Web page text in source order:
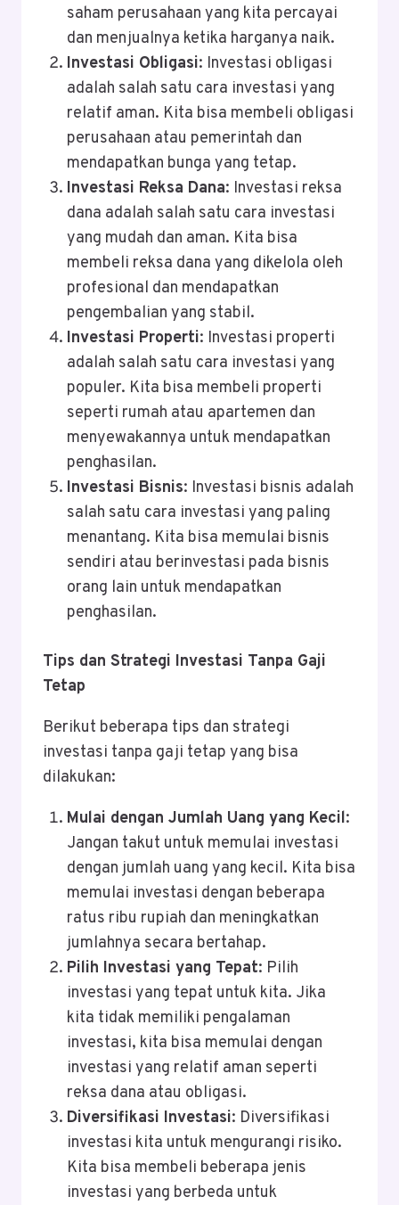
saham perusahaan yang kita percayai
dan menjualnya ketika harganya naik.
Investasi Obligasi: Investasi obligasi
adalah salah satu cara investasi yang
relatif aman. Kita bisa membeli obligasi
perusahaan atau pemerintah dan
mendapatkan bunga yang tetap.
Investasi Reksa Dana: Investasi reksa
dana adalah salah satu cara investasi
yang mudah dan aman. Kita bisa
membeli reksa dana yang dikelola oleh
profesional dan mendapatkan
pengembalian yang stabil.
Investasi Properti: Investasi properti
adalah salah satu cara investasi yang
populer. Kita bisa membeli properti
seperti rumah atau apartemen dan
menyewakannya untuk mendapatkan
penghasilan.
Investasi Bisnis: Investasi bisnis adalah
salah satu cara investasi yang paling
menantang. Kita bisa memulai bisnis
sendiri atau berinvestasi pada bisnis
orang lain untuk mendapatkan
penghasilan.
Tips dan Strategi Investasi Tanpa Gaji
Tetap
Berikut beberapa tips dan strategi
investasi tanpa gaji tetap yang bisa
dilakukan:
Mulai dengan Jumlah Uang yang Kecil:
Jangan takut untuk memulai investasi
dengan jumlah uang yang kecil. Kita bisa
memulai investasi dengan beberapa
ratus ribu rupiah dan meningkatkan
jumlahnya secara bertahap.
Pilih Investasi yang Tepat: Pilih
investasi yang tepat untuk kita. Jika
kita tidak memiliki pengalaman
investasi, kita bisa memulai dengan
investasi yang relatif aman seperti
reksa dana atau obligasi.
Diversifikasi Investasi: Diversifikasi
investasi kita untuk mengurangi risiko.
Kita bisa membeli beberapa jenis
investasi yang berbeda untuk